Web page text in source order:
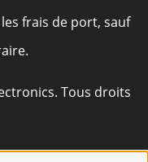
frais de port, sauf
Tous droits